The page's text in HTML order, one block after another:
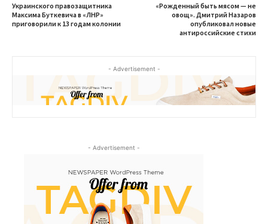
Украинского правозащитника
Максима Буткевича в «ЛНР»
приговорили к 13 годам колонии
«Рожденный быть мясом — не
овощ». Дмитрий Назаров
опубликовал новые
антироссийские стихи
- Advertisement -
- Advertisement -